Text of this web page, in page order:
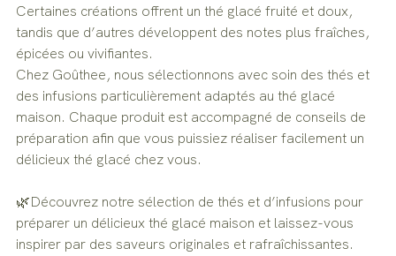
Certaines créations offrent un thé glacé fruité et doux,
tandis que d’autres développent des notes plus fraîches,
épicées ou vivifiantes.
Chez Goûthee, nous sélectionnons avec soin des thés et
des infusions particulièrement adaptés au thé glacé
maison. Chaque produit est accompagné de conseils de
préparation afin que vous puissiez réaliser facilement un
délicieux thé glacé chez vous.
🌿Découvrez notre sélection de thés et d’infusions pour
préparer un délicieux thé glacé maison et laissez-vous
inspirer par des saveurs originales et rafraîchissantes.